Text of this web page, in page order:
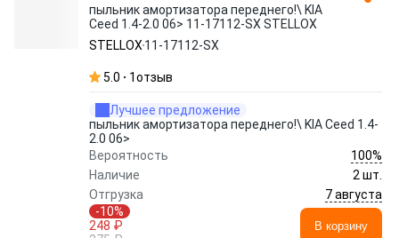
пыльник амортизатора переднего!\ KIA
Ceed 1.4-2.0 06> 11-17112-SX STELLOX
STELLOX 11-17112-SX
5.0 1отзыв
Лучшее предложение
пыльник амортизатора переднего!\ KIA Ceed 1.4-
2.0 06>
Вероятность
100%
Наличие
2 шт.
Отгрузка
7 августа
-10%
248 ₽
В корзину